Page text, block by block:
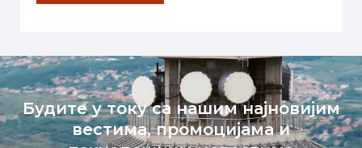
Будите у току са нашим најновијим
вестима, промоцијама и